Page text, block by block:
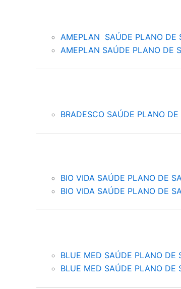
AMEPLAN SAÚDE PLANO DE
AMEPLAN SAÚDE PLANO DE
BRADESCO SAÚDE PLANO
BIO VIDA SAÚDE PLANO DE
BIO VIDA SAÚDE PLANO DE
BLUE MED SAÚDE PLANO DE
BLUE MED SAÚDE PLANO DE